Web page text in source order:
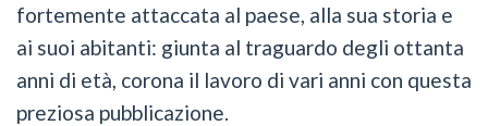
fortemente attaccata al paese, alla sua storia e
ai suoi abitanti: giunta al traguardo degli ottanta
anni di età, corona il lavoro di vari anni con questa
preziosa pubblicazione.